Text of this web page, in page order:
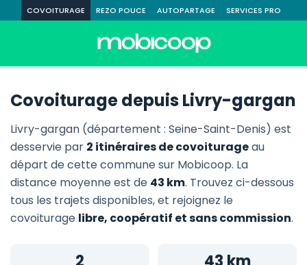
COVOITURAGE REZO POUCE AUTOPARTAGE SERVICES PRO
Covoiturage depuis Livry-gargan
Livry-gargan (département : Seine-Saint-Denis) est
desservie par 2 itinéraires de covoiturageau
départ de cette commune sur Mobicoop. La
distance moyenne est de 43 km. Trouvez ci-dessous
tous les trajets disponibles, et rejoignez le
covoiturage libre, coopératif et sans commission.